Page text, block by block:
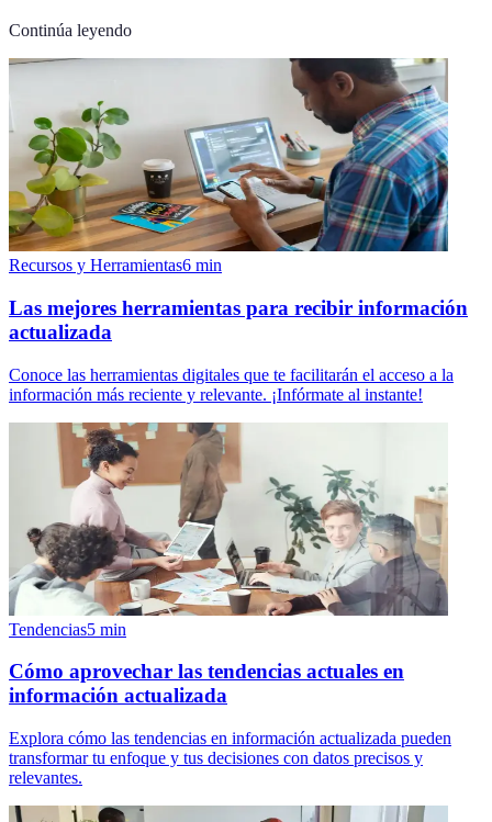
Continúa leyendo
Recursos y Herramientas6 min
Las mejores herramientas para recibir información
actualizada
Conoce las herramientas digitales que te facilitarán el acceso a la
información más reciente y relevante. ¡Infórmate al instante!
Tendencias5 min
Cómo aprovechar las tendencias actuales en
información actualizada
Explora cómo las tendencias en información actualizada pueden
transformar tu enfoque y tus decisiones con datos precisos y
relevantes.